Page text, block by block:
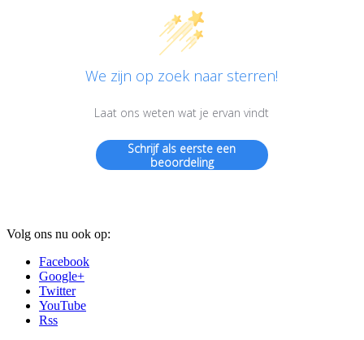
We zijn op zoek naar sterren!
Laat ons weten wat je ervan vindt
Schrijf als eerste een
beoordeling
Volg ons nu ook op:
Facebook
Google+
Twitter
YouTube
Rss